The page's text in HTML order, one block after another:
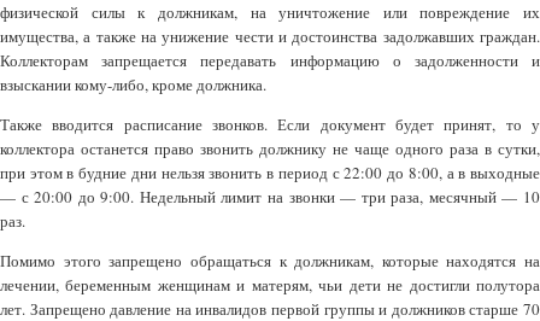
физической силы к должникам, на уничтожение или повреждение их
имущества, а также на унижение чести и достоинства задолжавших граждан.
Коллекторам запрещается передавать информацию о задолженности и
взыскании кому-либо, кроме должника.
Также вводится расписание звонков. Если документ будет принят, то у
коллектора останется право звонить должнику не чаще одного раза в сутки,
при этом в будние дни нельзя звонить в период с 22:00 до 8:00, а в выходные
— с 20:00 до 9:00. Недельный лимит на звонки — три раза, месячный — 10
раз.
Помимо этого запрещено обращаться к должникам, которые находятся на
лечении, беременным женщинам и матерям, чьи дети не достигли полутора
лет. Запрещено давление на инвалидов первой группы и должников старше 70